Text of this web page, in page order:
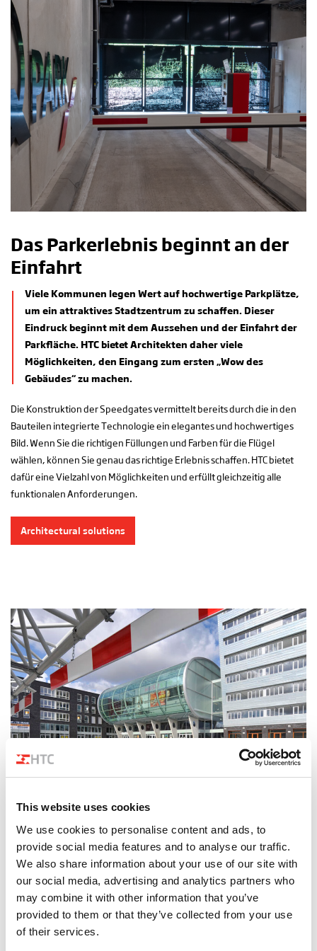
This website uses cookies
We use cookies to personalise content and ads, to
provide social media features and to analyse our traffic.
We also share information about your use of our site with
our social media, advertising and analytics partners who
may combine it with other information that you’ve
provided to them or that they’ve collected from your use
of their services.
Das Parkerlebnis beginnt an der
Einfahrt
Viele Kommunen legen Wert auf hochwertige Parkplätze,
um ein attraktives Stadtzentrum zu schaffen. Dieser
Eindruck beginnt mit dem Aussehen und der Einfahrt der
Parkfläche. HTC bietet Architekten daher viele
Möglichkeiten, den Eingang zum ersten „Wow des
Gebäudes“ zu machen.
Die Konstruktion der Speedgates vermittelt bereits durch die in den
Bauteilen integrierte Technologie ein elegantes und hochwertiges
Bild. Wenn Sie die richtigen Füllungen und Farben für die Flügel
wählen, können Sie genau das richtige Erlebnis schaffen. HTC bietet
dafür eine Vielzahl von Möglichkeiten und erfüllt gleichzeitig alle
funktionalen Anforderungen.
Architectural solutions
Technische Fernverwaltung
durch 24/7-Überwachung
Technische Fernverwaltung, Einblick in die Leistung Ihrer